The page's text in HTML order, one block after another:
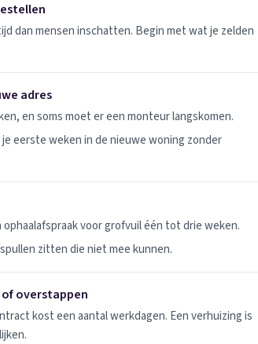
afvinken
dan mensen inschatten. Begin met wat je zelden
afvinken
adres
en soms moet er een monteur langskomen.
eerste weken in de nieuwe woning zonder
voor grofvuil één tot drie weken.
zitten die niet mee kunnen.
afvinken
overstappen
kost een aantal werkdagen. Een verhuizing is